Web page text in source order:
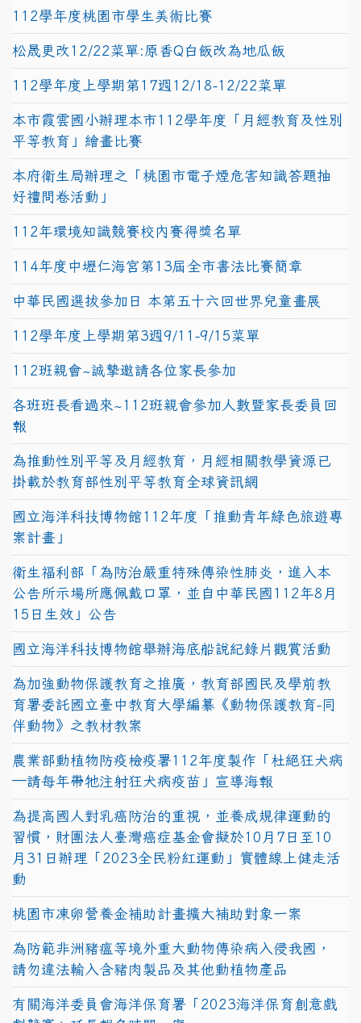
112學年度桃園市學生美術比賽
松晟更改12/22菜單:原香Q白飯改為地瓜飯
112學年度上學期第17週12/18-12/22菜單
本市霞雲國小辦理本市112學年度「月經教育及性別
平等教育」繪畫比賽
本府衛生局辦理之「桃園市電子煙危害知識答題抽
好禮問卷活動」
112年環境知識競賽校內賽得獎名單
114年度中壢仁海宮第13屆全市書法比賽簡章
中華民國選拔參加日 本第五十六回世界兒童畫展
112學年度上學期第3週9/11-9/15菜單
112班親會~誠摯邀請各位家長參加
各班班長看過來~112班親會參加人數暨家長委員回
報
為推動性別平等及月經教育，月經相關教學資源已
掛載於教育部性別平等教育全球資訊網
國立海洋科技博物館112年度「推動青年綠色旅遊專
案計畫」
衛生福利部「為防治嚴重特殊傳染性肺炎，進入本
公告所示場所應佩戴口罩，並自中華民國112年8月
15日生效」公告
國立海洋科技博物館舉辦海底船說紀錄片觀賞活動
為加強動物保護教育之推廣，教育部國民及學前教
育署委託國立臺中教育大學編纂《動物保護教育-同
伴動物》之教材教案
農業部動植物防疫檢疫署112年度製作「杜絕狂犬病
—請每年帶牠注射狂犬病疫苗」宣導海報
為提高國人對乳癌防治的重視，並養成規律運動的
習慣，財團法人臺灣癌症基金會擬於10月7日至10
月31日辦理「2023全民粉紅運動」實體線上健走活
動
桃園市凍卵營養金補助計畫擴大補助對象一案
為防範非洲豬瘟等境外重大動物傳染病入侵我國，
請勿違法輸入含豬肉製品及其他動植物產品
有關海洋委員會海洋保育署「2023海洋保育創意戲